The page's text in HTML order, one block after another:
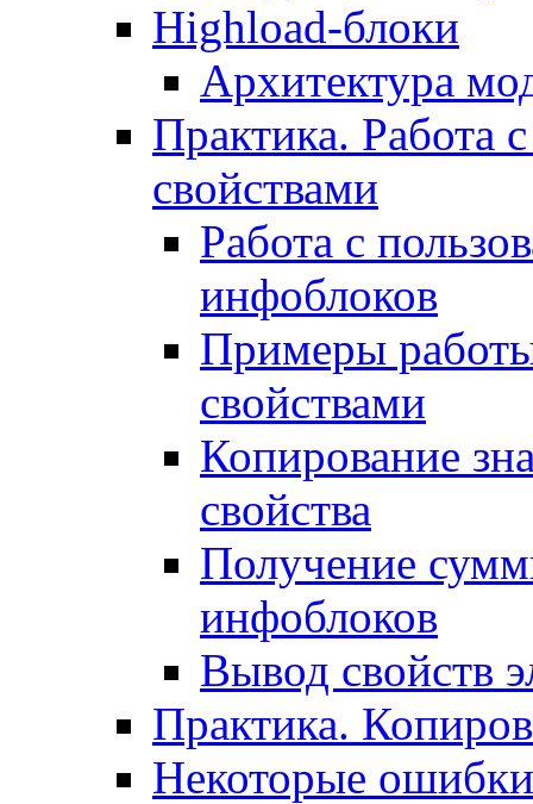
Highload-блоки
Архитектура
Практика. Работа
свойствами
Работа с
инфоблоков
Примеры
свойствами
Копирование
свойства
Получение
инфоблоков
Вывод свойств
Практика.
Некоторые